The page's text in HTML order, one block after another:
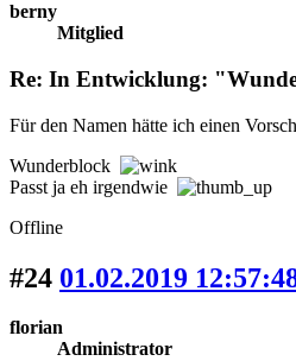
berny
Mitglied
Re: In Entwicklung:
Für den Namen hätte ich einen
Wunderblock
Passt ja eh irgendwie
Offline
#24 01.02.2019
florian
Administrator